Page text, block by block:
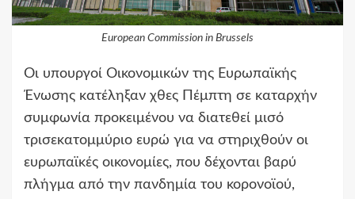
European Commission in Brussels
Οι υπουργοί Οικονομικών της Ευρωπαϊκής
Ένωσης κατέληξαν χθες Πέμπτη σε καταρχήν
συμφωνία προκειμένου να διατεθεί μισό
τρισεκατομμύριο ευρώ για να στηριχθούν οι
ευρωπαϊκές οικονομίες, που δέχονται βαρύ
πλήγμα από την πανδημία του κορονοϊού,